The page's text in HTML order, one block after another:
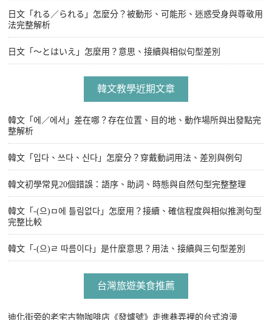
日文「れる／られる」怎麼分？被動形、可能形、迷惑受身與尊敬用
法完整解析
日文「〜とはいえ」怎麼用？意思、接續與相似句型差別
韓文教學近期文章
韓文「에／에서」差在哪？存在位置、目的地、動作場所與出發點完
整解析
韓文「입다、쓰다、신다」怎麼分？穿戴動詞用法、差別與例句
韓文初學常見20個錯誤：語序、助詞、時態與自然句型完整整理
韓文「-(으)ㅁ에 틀림없다」怎麼用？接續、確信程度與相似推測句型
完整比較
韓文「-(으)ㄹ 따름이다」是什麼意思？用法、接續與三句型差別
台灣旅遊美食推薦
迪化街旁的老宅古物咖啡店《發爐號》走進巷弄裡的台式浪漫